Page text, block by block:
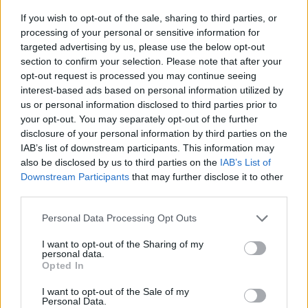
If you wish to opt-out of the sale, sharing to third parties, or
processing of your personal or sensitive information for
targeted advertising by us, please use the below opt-out
section to confirm your selection. Please note that after your
opt-out request is processed you may continue seeing
interest-based ads based on personal information utilized by
us or personal information disclosed to third parties prior to
your opt-out. You may separately opt-out of the further
disclosure of your personal information by third parties on the
IAB’s list of downstream participants. This information may
also be disclosed by us to third parties on the IAB’s List of
Downstream Participants that may further disclose it to other
Personal Data Processing Opt Outs
I want to opt-out of the Sharing of my
personal data.
Opted In
I want to opt-out of the Sale of my
Personal Data.
Capricorne
Les influences du jour vous encouragent à faire
preuve de rigueur et de discipline dans vos actions.
Vous pouvez ressentir un besoin de structurer vos
idées ou de planifier pour l’avenir. C’est une période
favorable pour prendre des décisions réfléchies et
pour avancer étape par étape. Faites attention à ne
pas vous laisser envahir par le stress, et accordez-
vous des moments de pause pour rester équilibré.
Verseau
Aujourd’hui, votre esprit innovant est mis en valeur,
vous invitant à penser différemment et à envisager
forte envie d’indépendance ou de contribuer à des
projets collectifs. Restez à l’écoute de votre intuition
et n’hésitez pas à exprimer vos idées avec